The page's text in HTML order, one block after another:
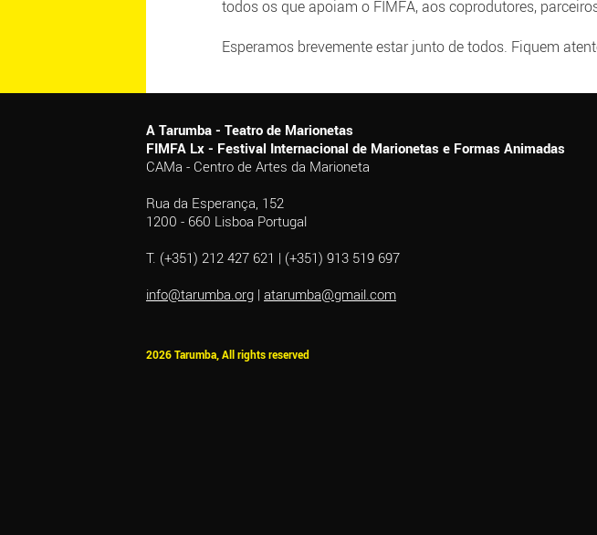
todos os que apoiam o FIMFA, aos coprodutores,
Esperamos brevemente estar junto de todos. Fiquem
A Tarumba - Teatro de Marionetas
FIMFA Lx - Festival Internacional de Marionetas e Formas Animadas
CAMa - Centro de Artes da Marioneta
Rua da Esperança, 152
1200 - 660 Lisboa Portugal
T. (+351) 212 427 621 | (+351) 913 519 697
info@tarumba.org | atarumba@gmail.com
2026 Tarumba, All rights reserved